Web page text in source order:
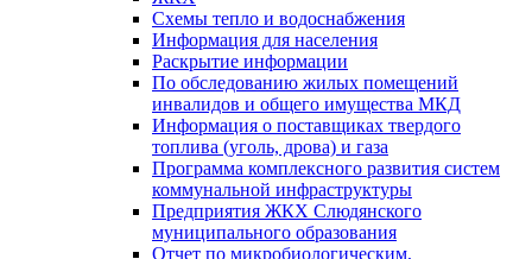
Схемы тепло и водоснабжения
Информация для населения
Раскрытие информации
По обследованию жилых помещений
инвалидов и общего имущества МКД
Информация о поставщиках твердого
топлива (уголь, дрова) и газа
Программа комплексного развития систем
коммунальной инфраструктуры
Предприятия ЖКХ Слюдянского
муниципального образования
Отчет по микробиологическим,